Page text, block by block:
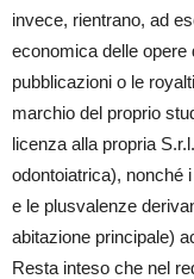
invece, rientrano, ad
economica delle opere
pubblicazioni o le
marchio del proprio
licenza alla propria
odontoiatrica), nonché
e le plusvalenze
abitazione principale)
Resta inteso che nel